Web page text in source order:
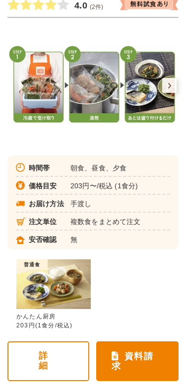
4.0 (2件)
時間帯 朝食、昼食、夕食
価格目安 203円〜/税込 (1食分)
お届け方法 手渡し
注文単位 複数食をまとめて注文
安否確認 無
普通食
かんたん厨房
203円(1食分/税込)
詳
細
資料請
求